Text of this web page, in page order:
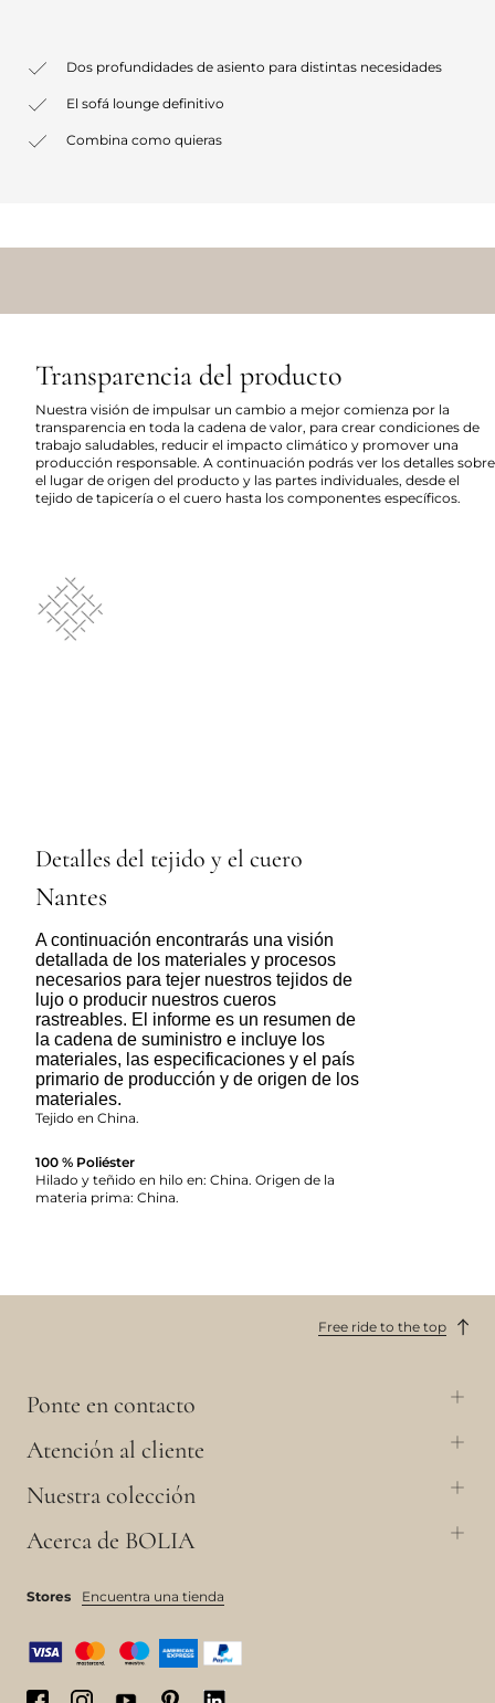
Dos profundidades de asiento para distintas necesidades
El sofá lounge definitivo
Combina como quieras
Transparencia del producto
Nuestra visión de impulsar un cambio a mejor comienza por la
transparencia en toda la cadena de valor, para crear condiciones de
trabajo saludables, reducir el impacto climático y promover una
producción responsable. A continuación podrás ver los detalles sobre
el lugar de origen del producto y las partes individuales, desde el
tejido de tapicería o el cuero hasta los componentes específicos.
Detalles del tejido y el cuero
Nantes
A continuación encontrarás una visión
detallada de los materiales y procesos
necesarios para tejer nuestros tejidos de
lujo o producir nuestros cueros
rastreables. El informe es un resumen de
la cadena de suministro e incluye los
materiales, las especificaciones y el país
primario de producción y de origen de los
materiales.
Tejido en China.
100 % Poliéster
Hilado y teñido en hilo en: China. Origen de la
materia prima: China.
Free ride to the top
Ponte en contacto
Atención al cliente
Nuestra colección
Acerca de BOLIA
Stores Encuentra una tienda